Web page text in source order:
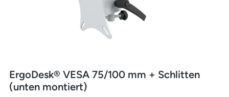
ErgoDesk® VESA 75/100 mm + Schlitten
(unten montiert)